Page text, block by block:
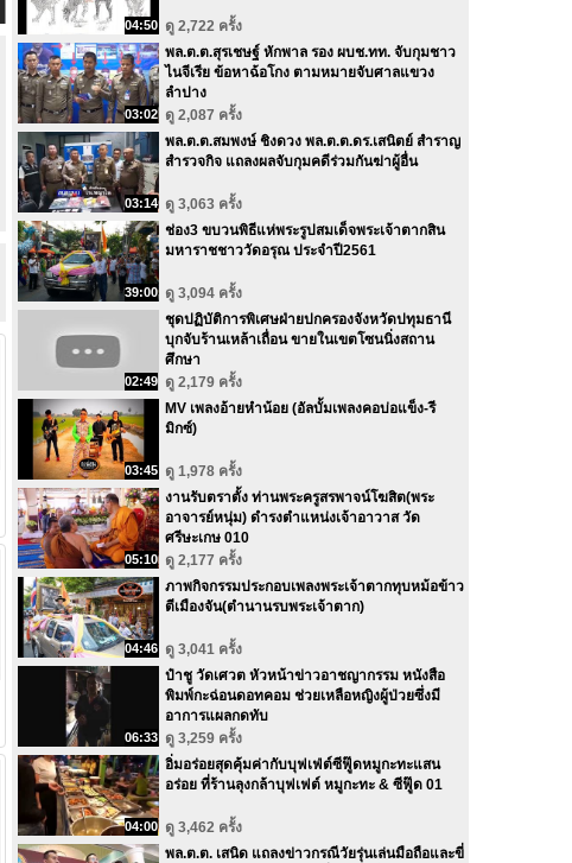
04:50 ดู 2,722 ครั้ง
03:02
พล.ต.ต.สุรเชษฐ์ หักพาล รอง ผบช.ทท. จับกุมชาว
ไนจีเรีย ข้อหาฉ้อโกง ตามหมายจับศาลแขวง
ลำปาง
ดู 2,087 ครั้ง
03:14
พล.ต.ต.สมพงษ์ ชิงดวง พล.ต.ต.ดร.เสนิตย์ สำราญ
สำรวจกิจ แถลงผลจับกุมคดีร่วมกันฆ่าผู้อื่น
ดู 3,063 ครั้ง
39:00
ช่อง3 ขบวนพิธีแห่พระรูปสมเด็จพระเจ้าตากสิน
มหาราชชาววัดอรุณ ประจำปี2561
ดู 3,094 ครั้ง
02:49
ชุดปฏิบัติการพิเศษฝ่ายปกครองจังหวัดปทุมธานี
บุกจับร้านเหล้าเถื่อน ขายในเขตโซนนิ่งสถาน
ศึกษา
ดู 2,179 ครั้ง
03:45
MV เพลงอ้ายหำน้อย (อัลบั้มเพลงคอบ่อแข็ง-รี
มิกซ์)
ดู 1,978 ครั้ง
05:10
งานรับตราตั้ง ท่านพระครูสรพาจน์โฆสิต(พระ
อาจารย์หนุ่ม) ดำรงตำแหน่งเจ้าอาวาส วัด
ศรีษะเกษ 010
ดู 2,177 ครั้ง
04:46
ภาพกิจกรรมประกอบเพลงพระเจ้าตากทุบหม้อข้าว
ตีเมืองจัน(ตำนานรบพระเจ้าตาก)
ดู 3,041 ครั้ง
06:33
ป๋าชู วัดเศวต หัวหน้าข่าวอาชญากรรม หนังสือ
พิมพ์กะฉ่อนดอทคอม ช่วยเหลือหญิงผู้ป่วยซึ่งมี
อาการแผลกดทับ
ดู 3,259 ครั้ง
04:00
อิ่มอร่อยสุดคุ้มค่ากับบุฟเฟ่ต์ซีฟู๊ดหมูกะทะแสน
อร่อย ที่ร้านลุงกล้าบุฟเฟต์ หมูกะทะ & ซีฟู๊ด 01
ดู 3,462 ครั้ง
พล.ต.ต. เสนิด แถลงข่าวกรณีวัยรุ่นเล่นมือถือและขี่